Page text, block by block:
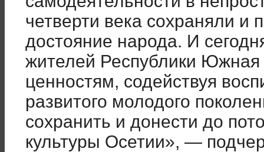
четверти века сохраняли и
достояние народа. И
жителей Республики
ценностям, содействуя
развитого молодого
сохранить и донести до
культуры Осетии», —